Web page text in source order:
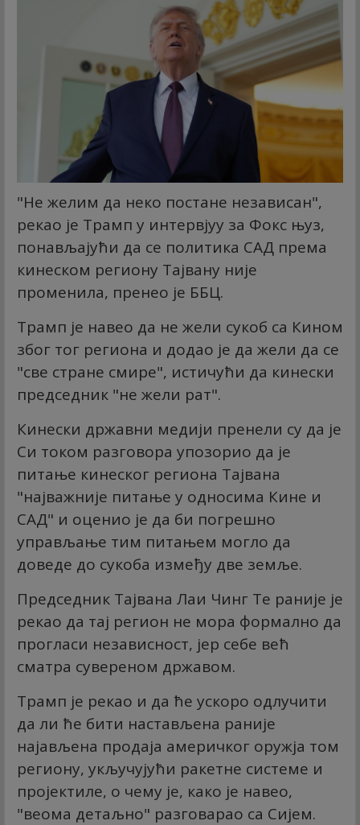
"Не желим да неко постане независан",
рекао је Трамп у интервјуу за Фокс њуз,
понављајући да се политика САД према
кинеском региону Тајвану није
променила, пренео је ББЦ.
Трамп је навео да не жели сукоб са Кином
због тог региона и додао је да жели да се
"све стране смире", истичући да кинески
председник "не жели рат".
Кинески државни медији пренели су да је
Си током разговора упозорио да је
питање кинеског региона Тајвана
"најважније питање у односима Кине и
САД" и оценио је да би погрешно
управљање тим питањем могло да
доведе до сукоба између две земље.
Председник Тајвана Лаи Чинг Те раније је
рекао да тај регион не мора формално да
прогласи независност, јер себе већ
сматра сувереном државом.
Трамп је рекао и да ће ускоро одлучити
да ли ће бити настављена раније
најављена продаја америчког оружја том
региону, укључујући ракетне системе и
пројектиле, о чему је, како је навео,
"веома детаљно" разговарао са Сијем.